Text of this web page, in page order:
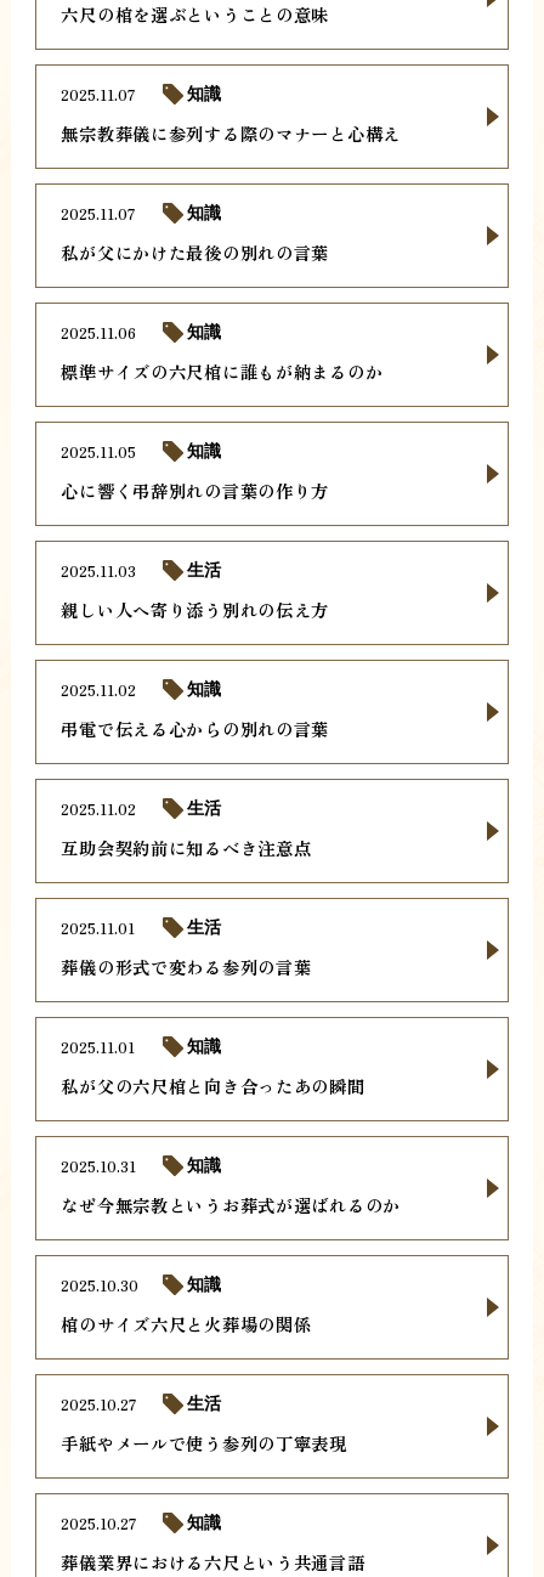
六尺の棺を選ぶということの意味
無宗教葬儀に参列する際のマナーと心構え
2025.11.07 知識
私が父にかけた最後の別れの言葉
2025.11.07 知識
標準サイズの六尺棺に誰もが納まるのか
2025.11.06 知識
心に響く弔辞別れの言葉の作り方
2025.11.05 知識
親しい人へ寄り添う別れの伝え方
2025.11.03 生活
弔電で伝える心からの別れの言葉
2025.11.02 知識
互助会契約前に知るべき注意点
2025.11.02 生活
葬儀の形式で変わる参列の言葉
2025.11.01 生活
私が父の六尺棺と向き合ったあの瞬間
2025.11.01 知識
なぜ今無宗教というお葬式が選ばれるのか
2025.10.31 知識
棺のサイズ六尺と火葬場の関係
2025.10.30 知識
手紙やメールで使う参列の丁寧表現
2025.10.27 生活
葬儀業界における六尺という共通言語
2025.10.27 知識